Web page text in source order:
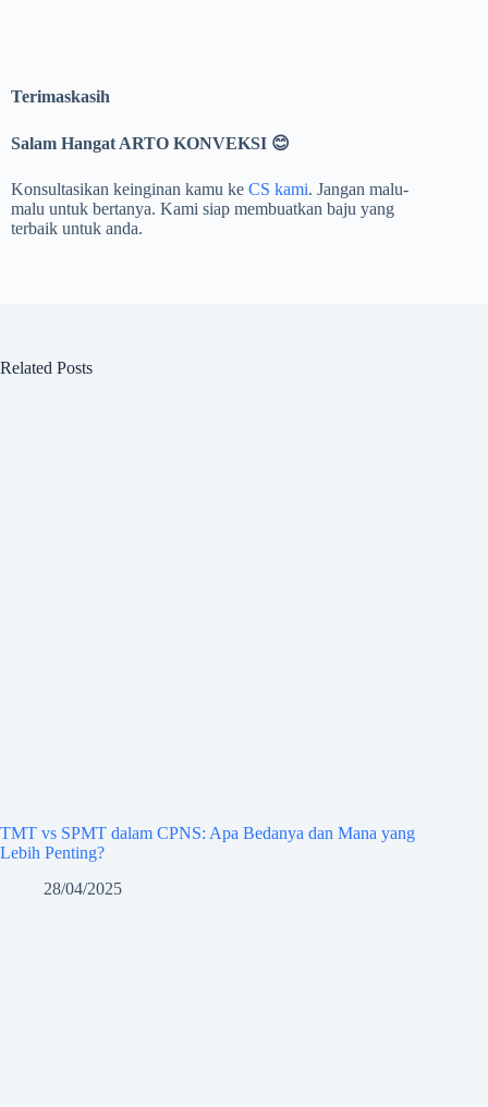
Terimaskasih
Salam Hangat ARTO KONVEKSI 😊
Konsultasikan keinginan kamu ke CS kami. Jangan malu-
malu untuk bertanya. Kami siap membuatkan baju yang
terbaik untuk anda.
Related Posts
TMT vs SPMT dalam CPNS: Apa Bedanya dan Mana yang
Lebih Penting?
28/04/2025